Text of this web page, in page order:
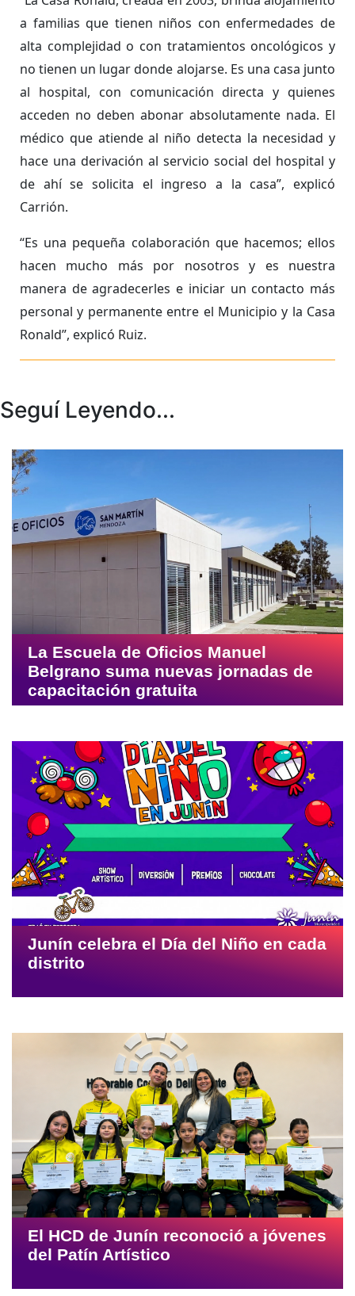
a familias que tienen niños con enfermedades de
alta complejidad o con tratamientos oncológicos y
no tienen un lugar donde alojarse. Es una casa junto
al hospital, con comunicación directa y quienes
acceden no deben abonar absolutamente nada. El
médico que atiende al niño detecta la necesidad y
hace una derivación al servicio social del hospital y
de ahí se solicita el ingreso a la casa”, explicó
Carrión.
“Es una pequeña colaboración que hacemos; ellos
hacen mucho más por nosotros y es nuestra
manera de agradecerles e iniciar un contacto más
personal y permanente entre el Municipio y la Casa
Ronald”, explicó Ruiz.
Seguí Leyendo...
La Escuela de Oficios Manuel
Belgrano suma nuevas jornadas de
capacitación gratuita
Junín celebra el Día del Niño en cada
distrito
El HCD de Junín reconoció a jóvenes
del Patín Artístico